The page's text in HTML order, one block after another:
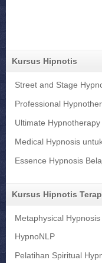
Kursus Hipnotis
Street and Stage
Professional
Ultimate
Medical Hypnosis
Essence Hypnosis
Kursus Hipnotis
Metaphysical
HypnoNLP
Pelatihan Spiritual